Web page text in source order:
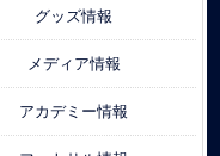
グッズ情報
メディア情報
アカデミー情報